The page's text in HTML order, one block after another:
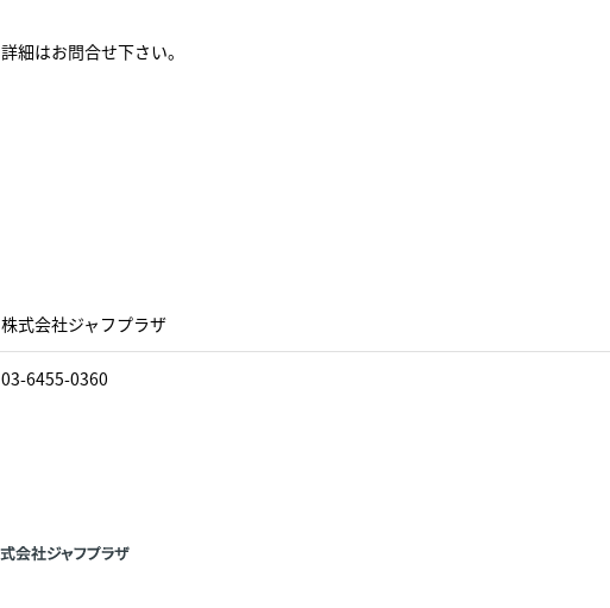
詳細はお問合せ下さい。
株式会社ジャフプラザ
03-6455-0360